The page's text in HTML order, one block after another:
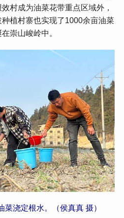
村成为油菜花带重点区域外，
植村寨也实现了1000余亩油菜
崇山峻岭中。
浇定根水。（侯真真 摄）